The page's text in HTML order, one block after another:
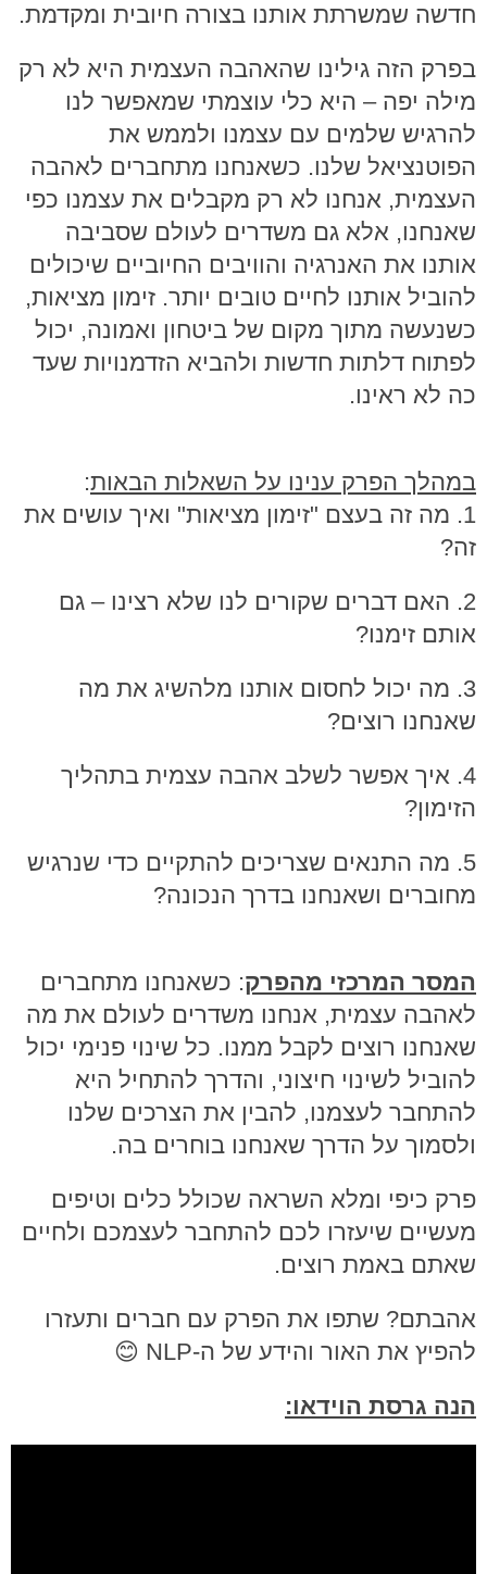
חדשה שמשרתת אותנו בצורה חיובית ומקדמת.
בפרק הזה גילינו שהאהבה העצמית היא לא רק
מילה יפה – היא כלי עוצמתי שמאפשר לנו
להרגיש שלמים עם עצמנו ולממש את
הפוטנציאל שלנו. כשאנחנו מתחברים לאהבה
העצמית, אנחנו לא רק מקבלים את עצמנו כפי
שאנחנו, אלא גם משדרים לעולם שסביבה
אותנו את האנרגיה והוויבים החיוביים שיכולים
להוביל אותנו לחיים טובים יותר. זימון מציאות,
כשנעשה מתוך מקום של ביטחון ואמונה, יכול
לפתוח דלתות חדשות ולהביא הזדמנויות שעד
כה לא ראינו.
במהלך הפרק ענינו על השאלות הבאות:
1. מה זה בעצם "זימון מציאות" ואיך עושים את
זה?
2. האם דברים שקורים לנו שלא רצינו – גם
אותם זימנו?
3. מה יכול לחסום אותנו מלהשיג את מה
שאנחנו רוצים?
4. איך אפשר לשלב אהבה עצמית בתהליך
הזימון?
5. מה התנאים שצריכים להתקיים כדי שנרגיש
מחוברים ושאנחנו בדרך הנכונה?
המסר המרכזי מהפרק: כשאנחנו מתחברים
לאהבה עצמית, אנחנו משדרים לעולם את מה
שאנחנו רוצים לקבל ממנו. כל שינוי פנימי יכול
להוביל לשינוי חיצוני, והדרך להתחיל היא
להתחבר לעצמנו, להבין את הצרכים שלנו
ולסמוך על הדרך שאנחנו בוחרים בה.
פרק כיפי ומלא השראה שכולל כלים וטיפים
מעשיים שיעזרו לכם להתחבר לעצמכם ולחיים
שאתם באמת רוצים.
אהבתם? שתפו את הפרק עם חברים ותעזרו
להפיץ את האור והידע של ה-NLP 😊
הנה גרסת הוידאו: